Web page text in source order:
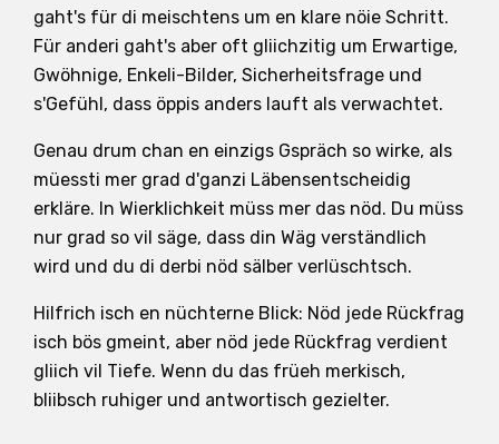
gaht's für di meischtens um en klare nöie Schritt.
Für anderi gaht's aber oft gliichzitig um Erwartige,
Gwöhnige, Enkeli-Bilder, Sicherheitsfrage und
s'Gefühl, dass öppis anders lauft als verwachtet.
Genau drum chan en einzigs Gspräch so wirke, als
müessti mer grad d'ganzi Läbensentscheidig
erkläre. In Wierklichkeit müss mer das nöd. Du müss
nur grad so vil säge, dass din Wäg verständlich
wird und du di derbi nöd sälber verlüschtsch.
Hilfrich isch en nüchterne Blick: Nöd jede Rückfrag
isch bös gmeint, aber nöd jede Rückfrag verdient
gliich vil Tiefe. Wenn du das früeh merkisch,
bliibsch ruhiger und antwortisch gezielter.